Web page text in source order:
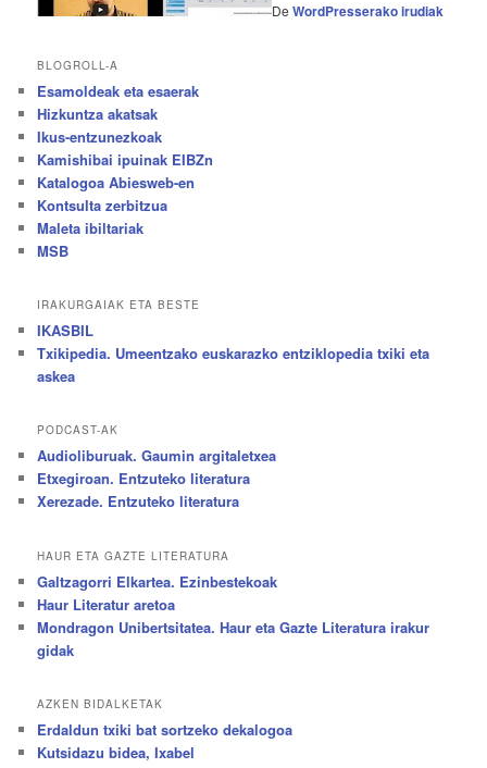
DeWordPresserako irudiak
BLOGROLL-A
Esamoldeak eta esaerak
Hizkuntza akatsak
Ikus-entzunezkoak
Kamishibai ipuinak EIBZn
Katalogoa Abiesweb-en
Kontsulta zerbitzua
Maleta ibiltariak
MSB
IRAKURGAIAK ETA BESTE
IKASBIL
Txikipedia. Umeentzako euskarazko entziklopedia txiki eta
askea
PODCAST-AK
Audioliburuak. Gaumin argitaletxea
Etxegiroan. Entzuteko literatura
Xerezade. Entzuteko literatura
HAUR ETA GAZTE LITERATURA
Galtzagorri Elkartea. Ezinbestekoak
Haur Literatur aretoa
Mondragon Unibertsitatea. Haur eta Gazte Literatura irakur
gidak
AZKEN BIDALKETAK
Erdaldun txiki bat sortzeko dekalogoa
Kutsidazu bidea, Ixabel